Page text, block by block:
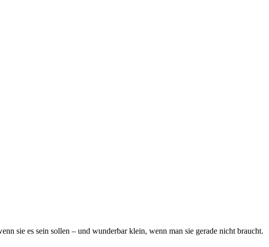
sie es sein sollen – und wunderbar klein, wenn man sie gerade nicht braucht.